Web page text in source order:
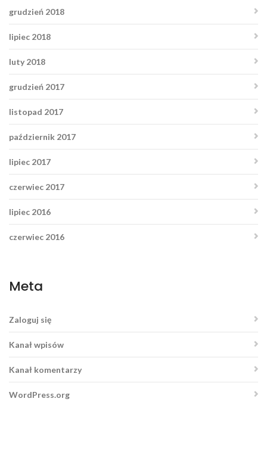
grudzień 2018
lipiec 2018
luty 2018
grudzień 2017
listopad 2017
październik 2017
lipiec 2017
czerwiec 2017
lipiec 2016
czerwiec 2016
Meta
Zaloguj się
Kanał wpisów
Kanał komentarzy
WordPress.org